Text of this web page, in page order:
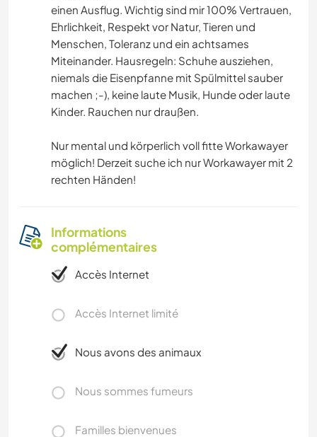
einen Ausflug. Wichtig sind mir 100% Vertrauen,
Ehrlichkeit, Respekt vor Natur, Tieren und
Menschen, Toleranz und ein achtsames
Miteinander. Hausregeln: Schuhe ausziehen,
niemals die Eisenpfanne mit Spülmittel sauber
machen ;-), keine laute Musik, Hunde oder laute
Kinder. Rauchen nur draußen.
Nur mental und körperlich voll fitte Workawayer
möglich! Derzeit suche ich nur Workawayer mit 2
rechten Händen!
Informations
complémentaires
Accès Internet
Accès Internet limité
Nous avons des animaux
Nous sommes fumeurs
Familles bienvenues